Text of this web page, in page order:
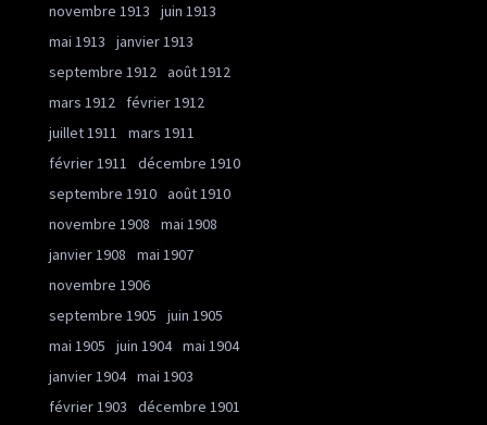
novembre 1913
juin 1913
mai 1913
janvier 1913
septembre 1912 août 1912
mars 1912
février 1912
juillet 1911
mars 1911
février 1911
décembre 1910
septembre 1910 août 1910
novembre 1908
mai 1908
janvier 1908
mai 1907
novembre 1906
septembre 1905
juin 1905
mai 1905
juin 1904 mai 1904
janvier 1904 mai 1903
février 1903
décembre 1901